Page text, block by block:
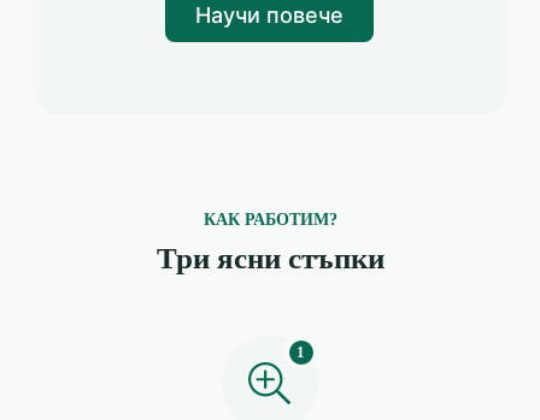
Научи повече
КАК РАБОТИМ?
Три ясни стъпки
1